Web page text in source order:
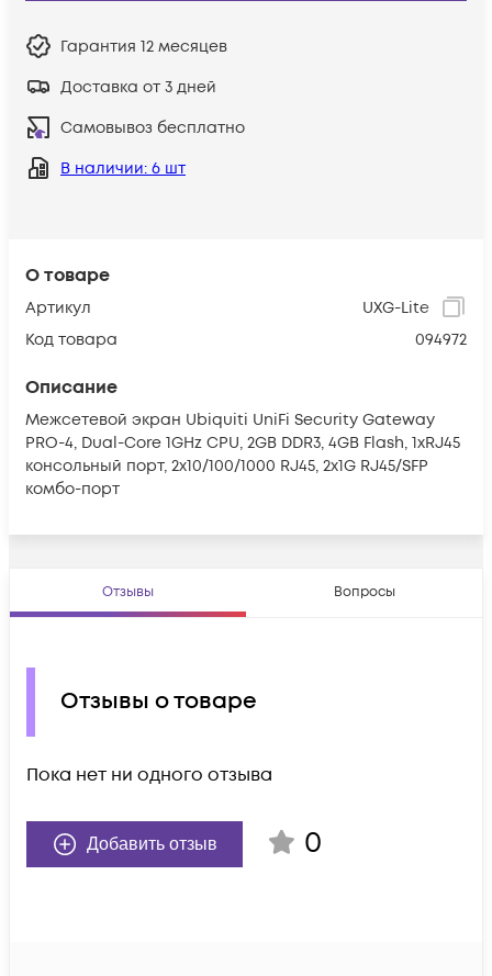
О товаре
Артикул
UXG-Lite
Код товара
094972
Описание
Межсетевой экран Ubiquiti UniFi Security Gateway
PRO-4, Dual-Core 1GHz CPU, 2GB DDR3, 4GB Flash, 1xRJ45
консольный порт, 2x10/100/1000 RJ45, 2x1G RJ45/SFP
комбо-порт
Гарантия 12 месяцев
Доставка от 3 дней
Самовывоз бесплатно
В наличии: 6 шт
Отзывы Вопросы
Отзывы о товаре
Пока нет ни одного отзыва
Добавить отзыв 0